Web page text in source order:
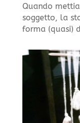
Quando
soggetto, la
forma (quasi)